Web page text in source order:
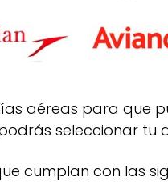
aéreas para que
seleccionar tu
cumplan con las